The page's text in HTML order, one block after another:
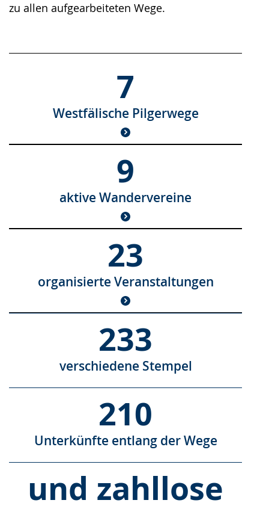
zu allen aufgearbeiteten Wege.
7
Westfälische Pilgerwege
9
aktive Wandervereine
23
organisierte Veranstaltungen
233
verschiedene Stempel
210
Unterkünfte entlang der Wege
und zahllose